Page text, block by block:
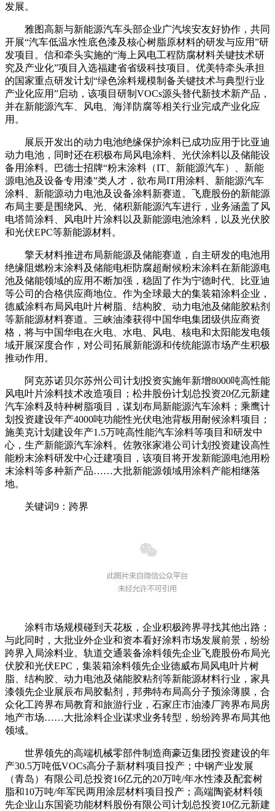
发展。
雅图高新与新能源汽车头部企业广汽埃安友好协作，共同
开展“汽车低温水性底色漆及核心树脂原材料的研发与应用”研
发项目。信和牵头实施的“海上风电工程防腐材料关键技术研
究及产业化”项目入选福建省省级科技项目。优美特牵头承担
的国家重点研发计划“绿色涂料规模制备关键技术与典型行业
产业化应用”启动，该项目研制VOCs源头替代新技术新产品，
并在新能源汽车、风电、海洋防腐等相关行业完成产业化应
用。
展辰开发出的动力电池绝缘保护涂料已成功应用于比亚迪
动力电池，同时还在积极布局风电涂料、光伏涂料以及储能设
备用涂料。巴德士招牌“粉末涂料（IT、新能源汽车）、新能
源电池及设备专用漆”类人才，欲布局IT用涂料、新能源汽车
涂料、新能源动力电池及设备涂料新赛道。飞鹿股份的新能源
布局主要是围绕风、光、储积新能源汽车进行，业务涵盖了风
电塔筒涂料、风电叶片涂料以及新能源电池涂料，以及光伏胶
和光伏EPC等新能源材料。
擎天材料推进布局新能源及储能赛道，自主研发的电池用
绝缘阻燃粉末涂料及储能电柜防腐超耐候粉末涂料在新能源电
池及储能领域的应用不断加强，稳固了作为宁德时代、比亚迪
等公司的合格供应商地位。作为全球最大的集装箱涂料企业，
德威涂料布局风电叶片树脂、结构胶、动力电池及储能胶粘剂
等新能源材料赛道。三峡油漆获得中国华电集团级供应商资
格，将与中国华电在火电、水电、风电、核电和太阳能发电领
域开展深度合作，对公司拓展新能源和传统能源市场产生积极
推动作用。
阿克苏诺贝尔苏州公司计划投资实施年新增8000吨高性能
风电叶片涂料技术改造项目；松井股份计划总投资20亿元新建
汽车涂料及特种树脂项目，谋划布局新能源汽车涂料；乘鹰计
划投资建设年产4000吨功能性光伏电池背板用耐候涂料项目；
施美克计划建设年产1.5万吨高性能汽车涂料等项目和研发中
心，生产新能源汽车涂料。佐敦张家港公司计划投资建设高性
能粉末涂料研发中心迁建项目，该项目将开发新能源电池用粉
末涂料等多种新产品……大批新能源领域用涂料产能相继落
地。
关键词9：跨界
涂料市场规模碰到天花板，企业积极跨界寻找其他出路；
与此同时，大批业外企业和资本看好涂料市场发展前景，纷纷
跨界入局涂料业。轨道交通装备涂料领先企业飞鹿股份布局光
伏胶和光伏EPC，集装箱涂料领先企业德威布局风电叶片树
脂、结构胶、动力电池及储能胶粘剂等新能源材料行业，家具
漆领先企业展辰布局胶黏剂，邦弗特布局高分子预涂薄膜，合
众化工跨界布局教育和旅游行业，石家庄市油漆厂跨界布局房
地产市场……大批涂料企业谋求业务转型，纷纷跨界布局其他
领域。
世界领先的高端机械零部件制造商豪迈集团投资建设的年
产30.5万吨低VOCs高分子新材料项目投产；中钢产业发展
（青岛）有限公司总投资16亿元的20万吨/年水性漆及配套树
脂和10万吨/年军民两用涂层材料项目投产；高端陶瓷材料领
先企业山东国瓷功能材料股份有限公司计划总投资10亿元新建